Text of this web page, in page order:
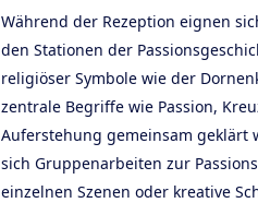
Während der Rezeption eignen
den Stationen der
religiöser Symbole wie der
zentrale Begriffe wie Passion,
Auferstehung gemeinsam geklärt
sich Gruppenarbeiten zur
einzelnen Szenen oder kreative